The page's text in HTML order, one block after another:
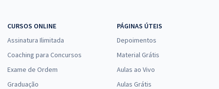
CURSOS ONLINE
Assinatura Ilimitada
Coaching para Concursos
Exame de Ordem
Graduação
PÁGINAS ÚTEIS
Depoimentos
Material Grátis
Aulas ao Vivo
Aulas Grátis